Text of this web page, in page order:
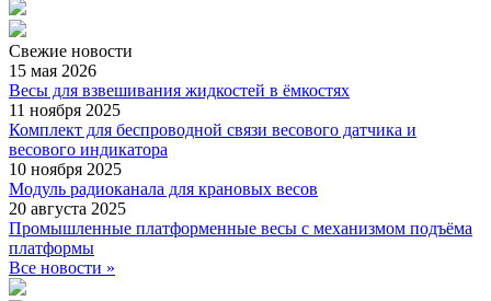
Свежие новости
15 мая 2026
Весы для взвешивания жидкостей в ёмкостях
11 ноября 2025
Комплект для беспроводной связи весового датчика и
весового индикатора
10 ноября 2025
Модуль радиоканала для крановых весов
20 августа 2025
Промышленные платформенные весы с механизмом подъёма
платформы
Все новости »